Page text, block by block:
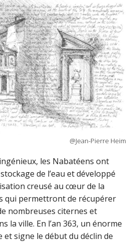
@Jean-Pierre Heim
les Nabatéens ont
de l’eau et développé
creusé au cœur de la
qui permettront de récupérer
nombreuses citernes et
la ville. En l’an 363, un énorme
et signe le début du déclin de